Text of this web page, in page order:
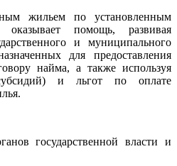
жильем по установленным
оказывает помощь, развивая
и муниципального
для предоставления
найма, а также используя
и льгот по оплате
государственной власти и